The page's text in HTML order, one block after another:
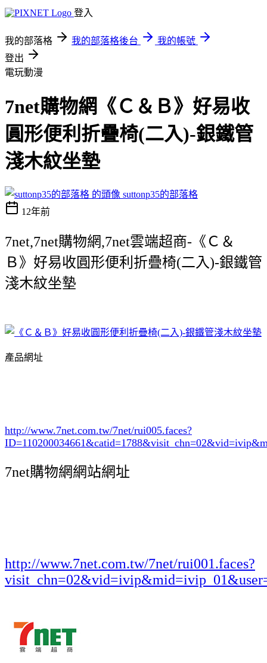
登入
我的部落格 我的部落格後台
我的帳號
登出
電玩動漫
7net購物網《Ｃ＆Ｂ》好易收
圓形便利折疊椅(二入)-銀鐵管
淺木紋坐墊
suttonp35的部落格
12年前
7net,7net購物網,7net雲端超商-《Ｃ＆
Ｂ》好易收圓形便利折疊椅(二入)-銀鐵管
淺木紋坐墊
產品網址
http://www.7net.com.tw/7net/rui005.faces?
ID=110200034661&catid=1788
7net購物網網站網址
http://www.7net.com.tw/7net/rui001.faces?